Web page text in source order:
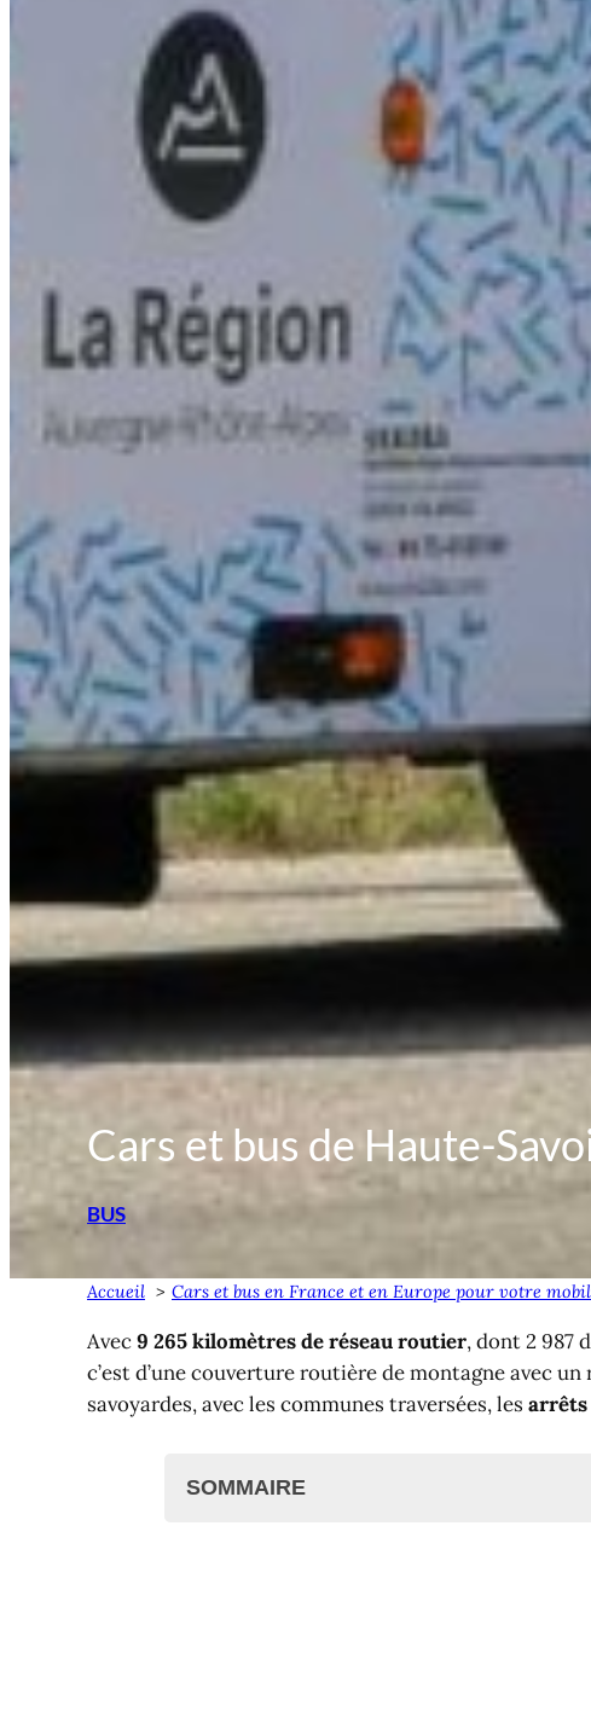
Cars et bus de Haute-
BUS
Accueil Cars et bus en France et en Europe pour votre
Avec9 265 kilomètres de réseau routier, dont 2 987
c’est d’une couverture routière de montagne avec
savoyardes, avec les communes traversées, les arrêts
SOMMAIRE